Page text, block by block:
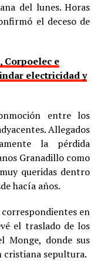
del lunes. Horas
el deceso de
Corpoelec e
electricidad y
entre los
Allegados
la pérdida
Granadillo como
queridas dentro
hacía años.
en
el traslado de los
Monge, donde sus
cristiana sepultura.